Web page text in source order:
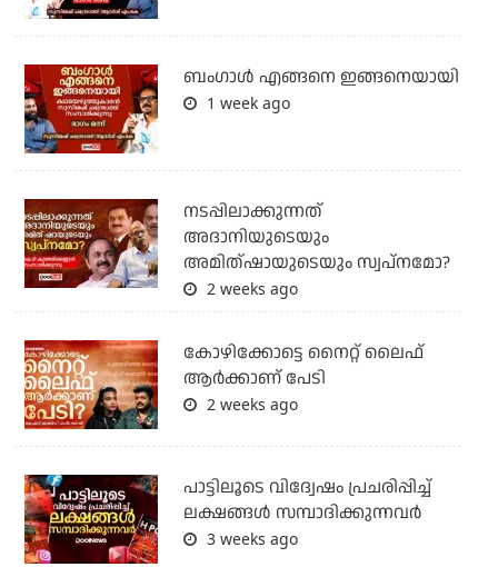
ബം​ഗാൾ എങ്ങനെ ഇങ്ങനെയായി
1 week ago
നടപ്പിലാക്കുന്നത്
അദാനിയുടെയും
അമിത്ഷായുടെയും സ്വപ്നമോ?
2 weeks ago
കോഴിക്കോട്ടെ നൈറ്റ്‌ ലൈഫ്
ആർക്കാണ് പേടി
2 weeks ago
പാട്ടിലൂടെ വിദ്വേഷം പ്രചരിപ്പിച്ച്
ലക്ഷങ്ങൾ സമ്പാദിക്കുന്നവർ
3 weeks ago